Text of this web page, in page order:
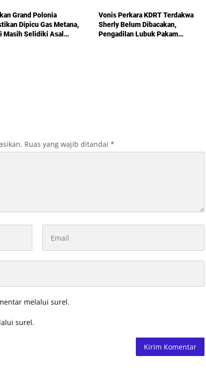
Grand Polonia
Dipicu Gas Metana,
Masih Selidiki Asal
Vonis Perkara KDRT Terdakwa
Sherly Belum Dibacakan,
Pengadilan Lubuk Pakam
Ruas yang wajib ditandai *
melalui surel.
surel.